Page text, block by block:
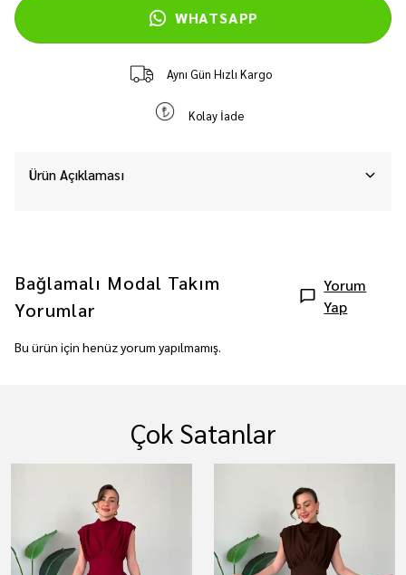
WHATSAPP
Aynı Gün Hızlı Kargo
Kolay İade
Ürün Açıklaması
Bağlamalı Modal Takım
Yorumlar
Yorum
Yap
Bu ürün için henüz yorum yapılmamış.
Çok Satanlar